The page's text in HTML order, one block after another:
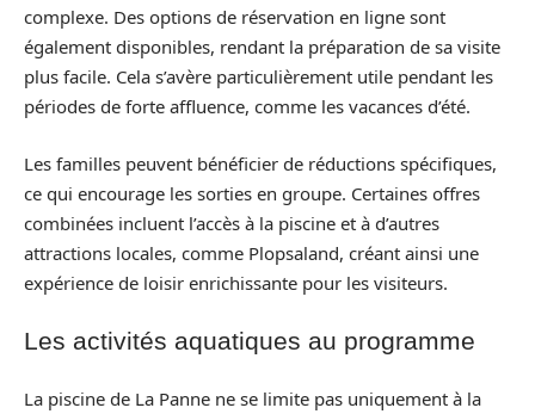
complexe. Des options de réservation en ligne sont
également disponibles, rendant la préparation de sa visite
plus facile. Cela s’avère particulièrement utile pendant les
périodes de forte affluence, comme les vacances d’été.
Les familles peuvent bénéficier de réductions spécifiques,
ce qui encourage les sorties en groupe. Certaines offres
combinées incluent l’accès à la piscine et à d’autres
attractions locales, comme Plopsaland, créant ainsi une
expérience de loisir enrichissante pour les visiteurs.
Les activités aquatiques au programme
La piscine de La Panne ne se limite pas uniquement à la